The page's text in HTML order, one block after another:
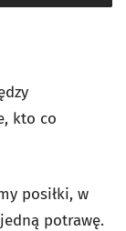
kto co
posiłki, w
potrawę.